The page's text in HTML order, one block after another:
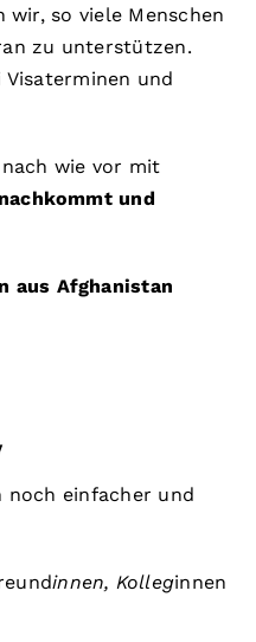
so viele Menschen
zu unterstützen.
und
wie vor mit
und
aus Afghanistan
einfacher und
innen, Kolleginnen